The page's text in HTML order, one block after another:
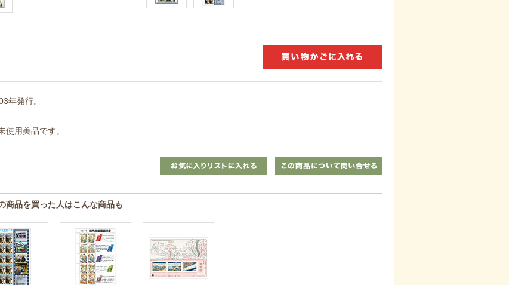
年発行。
使用美品です。
商品を買った人はこんな商品も